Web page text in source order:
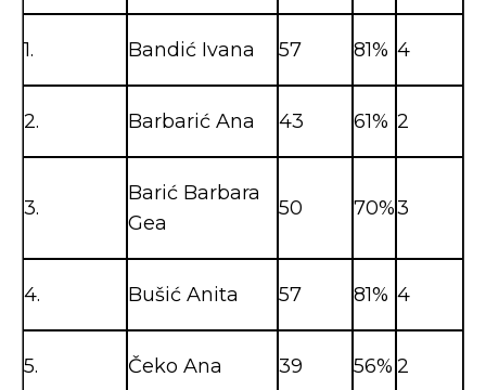
1. Bandić Ivana 57 81% 4
2. Barbarić Ana 43 61% 2
3.
Barić Barbara
Gea
50 70%3
4. Bušić Anita 57 81% 4
5. Čeko Ana 39 56% 2